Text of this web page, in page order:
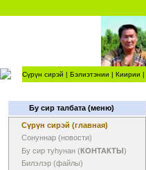
Сүрүн сирэй | Бэлиэтэнии | Киирии |
Бу сир талбата (меню)
Сүрүн сирэй (главная)
Сонуннар (новости)
Бу сир туһунан (КОНТАКТЫ)
Билэлэр (файлы)